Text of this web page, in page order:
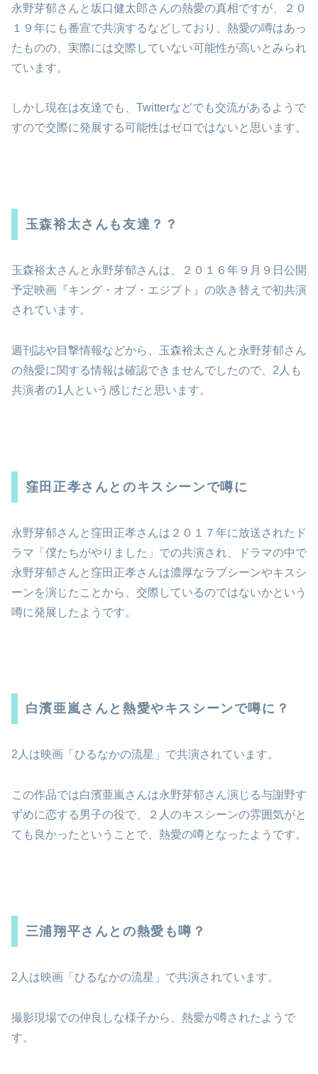
永野芽郁さんと坂口健太郎さんの熱愛の真相ですが、２０
１９年にも番宣で共演するなどしており、熱愛の噂はあっ
たものの、実際には交際していない可能性が高いとみられ
ています。
しかし現在は友達でも、Twitterなどでも交流があるようで
すので交際に発展する可能性はゼロではないと思います。
玉森裕太さんも友達？？
玉森裕太さんと永野芽郁さんは、２０１６年９月９日公開
予定映画『キング・オブ・エジプト』の吹き替えで初共演
されています。
週刊誌や目撃情報などから、玉森裕太さんと永野芽郁さん
の熱愛に関する情報は確認できませんでしたので、2人も
共演者の1人という感じだと思います。
窪田正孝さんとのキスシーンで噂に
永野芽郁さんと窪田正孝さんは２０１７年に放送されたド
ラマ「僕たちがやりました」での共演され、ドラマの中で
永野芽郁さんと窪田正孝さんは濃厚なラブシーンやキスシ
ーンを演じたことから、交際しているのではないかという
噂に発展したようです。
白濱亜嵐さんと熱愛やキスシーンで噂に？
2人は映画「ひるなかの流星」で共演されています。
この作品では白濱亜嵐さんは永野芽郁さん演じる与謝野す
ずめに恋する男子の役で、２人のキスシーンの雰囲気がと
ても良かったということで、熱愛の噂となったようです。
三浦翔平さんとの熱愛も噂？
2人は映画「ひるなかの流星」で共演されています。
撮影現場での仲良しな様子から、熱愛が噂されたようで
す。